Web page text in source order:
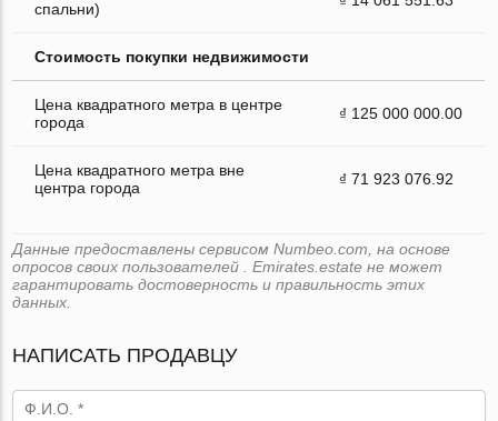
спальни)
Стоимость покупки недвижимости
Цена квадратного метра в центре
города
₫ 125 000 000.00
Цена квадратного метра вне
центра города
₫ 71 923 076.92
Данные предоставлены сервисом Numbeo.com, на основе
опросов своих пользователей . Emirates.estate не может
гарантировать достоверность и правильность этих
данных.
НАПИСАТЬ ПРОДАВЦУ